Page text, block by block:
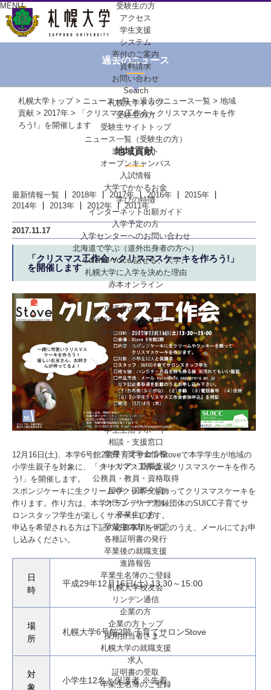
MENU
受験生の方
アクセス
学生支援
システム
寄付のご案内
資料請求
お問い合わせ
Search
札幌大学トップ
受験生の方
受験生サイトトップ
ニュース一覧（受験生の方）
進学イベント
オープンキャンパス
入試情報
大学でかかるお金
学びの特徴
インターネット出願ガイド
入学予定の方
入学センターへのお問い合わせ
北海道で学ぶ （道外出身者の方へ）
Colorful-Voice話せる、大学。
札幌大学に入学を決めた理由
赤本オンライン
保護者の方
保護者の方トップ
就職実績・進路サポート
学費・経済支援制度
選抜制度
学びの特徴
キャンパスライフ
保護者サポート
在学生の方
在学生の方トップ
履修・授業・成績
学生生活サポート
相談・支援窓口
学費・奨学金情報
キャリア・就職支援
公務員・教員・資格取得
留学・国際交流
クラブ・サークル
卒業生の方
卒業生の方トップ
各種証明書の発行
卒業後の就職支援
進路報告
卒業生名簿のご登録
札幌大学校友会
リンデン通信
企業の方
企業の方トップ
採用担当者さまへ
札幌大学の就職支援
求人
証明書の受取
卒業生名簿のご登録
過去のニュース
札幌大学トップ> ニュース一覧>過去のニュース一覧 > 地域
貢献 > 2017年 > 「クリスマス工作会～クリスマスケーキを作
ろう!」を開催します
地域貢献
最新情報一覧 2018年 2017年 2016年
2015年
2014年
2013年 2012年 2011年
2017.11.17
「クリスマス工作会～クリスマスケーキを作ろう!」
を開催します
12月16日(土)、本学6号館2階子育てサロンStoveで本学学生が地域の
小学生親子を対象に、「クリスマス工作会～クリスマスケーキを作ろ
う!」を開催します。
スポンジケーキに生クリームやクッキーを飾ってクリスマスケーキを
作ります。作り方は、本学ボランティア登録団体のSUICC子育てサ
ロンスタッフ学生が楽しくサポートします。
申込を希望される方は下記の必要事項を明記のうえ、メールにてお申
し込みください。
日
時
平成29年12月16日(土) 13:30～15:00
場
所
札幌大学6号館2階 子育てサロンStove
対
象
小学生12名と保護者 ※先着